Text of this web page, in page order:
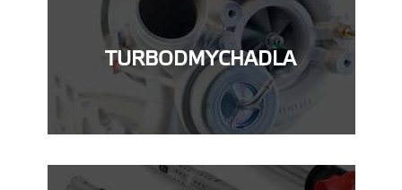
TURBODMYCHADLA